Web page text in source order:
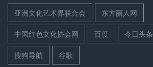
亚洲文化艺术界联合会 东方丽人网
中国红色文化协会网 百度 今日头条
搜狗导航 谷歌